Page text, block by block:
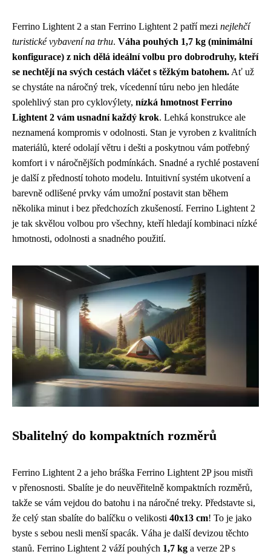
Ferrino Lightent 2 a stan Ferrino Lightent 2 patří mezi nejlehčí
turistické vybavení na trhu. Váha pouhých 1,7 kg (minimální
konfigurace) z nich dělá ideální volbu pro dobrodruhy, kteří
se nechtějí na svých cestách vláčet s těžkým batohem. Ať už
se chystáte na náročný trek, vícedenní túru nebo jen hledáte
spolehlivý stan pro cyklovýlety, nízká hmotnost Ferrino
Lightent 2 vám usnadní každý krok. Lehká konstrukce ale
neznamená kompromis v odolnosti. Stan je vyroben z kvalitních
materiálů, které odolají větru i dešti a poskytnou vám potřebný
komfort i v náročnějších podmínkách. Snadné a rychlé postavení
je další z předností tohoto modelu. Intuitivní systém ukotvení a
barevně odlišené prvky vám umožní postavit stan během
několika minut i bez předchozích zkušeností. Ferrino Lightent 2
je tak skvělou volbou pro všechny, kteří hledají kombinaci nízké
hmotnosti, odolnosti a snadného použití.
Sbalitelný do kompaktních rozměrů
Ferrino Lightent 2 a jeho bráška Ferrino Lightent 2P jsou mistři
v přenosnosti. Sbalíte je do neuvěřitelně kompaktních rozměrů,
takže se vám vejdou do batohu i na náročné treky. Představte si,
že celý stan sbalíte do balíčku o velikosti 40x13 cm! To je jako
byste s sebou nesli menší spacák. Váha je další devizou těchto
stanů. Ferrino Lightent 2 váží pouhých 1,7 kg a verze 2P s